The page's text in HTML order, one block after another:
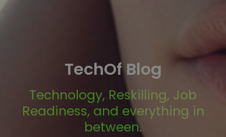
TechOf Blog
Technology, Reskilling, Job
Readiness, and everything in
between.